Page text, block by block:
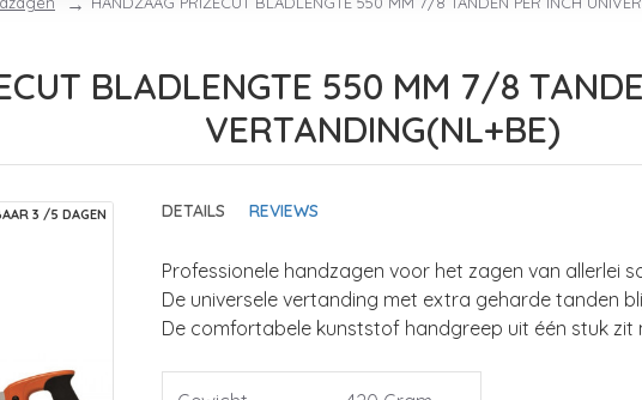
BLADLENGTE 550 MM 7/8
VERTANDING(NL+BE)
3 /5 DAGEN DETAILS REVIEWS
Professionele handzagen voor het zagen van allerlei
De universele vertanding met extra geharde tanden
De comfortabele kunststof handgreep uit één stuk zit